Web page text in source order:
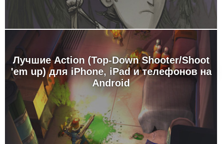
Лучшие Action (Top-Down Shooter/Shoot
'em up) для iPhone, iPad и телефонов на
Android